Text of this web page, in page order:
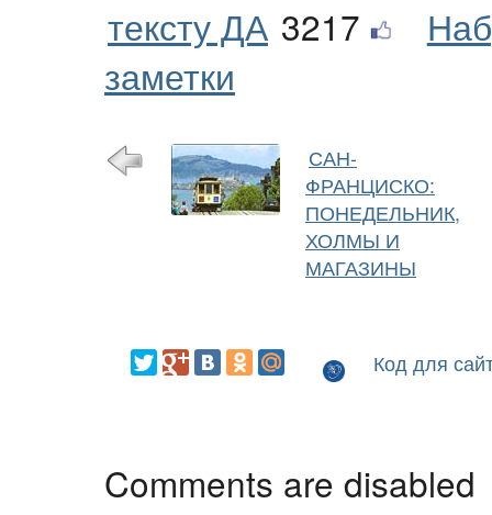
тексту ДА 3217
заметки
САН-
ФРАНЦИСКО:
ПОНЕДЕЛЬНИК,
ХОЛМЫ И
МАГАЗИНЫ
Код для
Comments are disabled